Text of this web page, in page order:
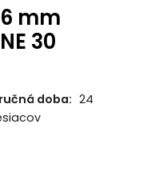
mm
30
doba: 24